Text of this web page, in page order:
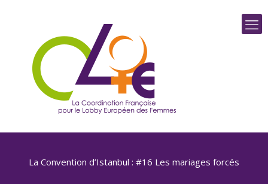
La Convention d’Istanbul : #16 Les mariages forcés